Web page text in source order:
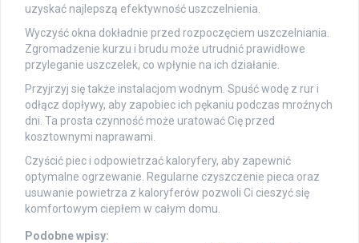
uzyskać najlepszą efektywność uszczelnienia.
Wyczyść okna dokładnie przed rozpoczęciem uszczelniania.
Zgromadzenie kurzu i brudu może utrudnić prawidłowe
przyleganie uszczelek, co wpłynie na ich działanie.
Przyjrzyj się także instalacjom wodnym. Spuść wodę z rur i
odłącz dopływy, aby zapobiec ich pękaniu podczas mroźnych
dni. Ta prosta czynność może uratować Cię przed
kosztownymi naprawami.
Czyścić piec i odpowietrzać kaloryfery, aby zapewnić
optymalne ogrzewanie. Regularne czyszczenie pieca oraz
usuwanie powietrza z kaloryferów pozwoli Ci cieszyć się
komfortowym ciepłem w całym domu.
Podobne wpisy: